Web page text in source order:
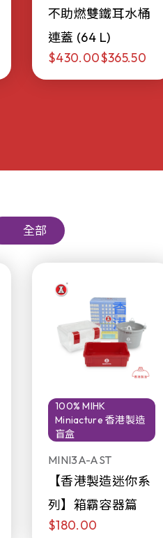
不助燃雙鐵耳水桶
連蓋 (64 L)
$430.00$365.50
全部
100% MIHK
Miniacture 香港製造
盲盒
MINI3A-AST
【香港製造迷你系
列】箱霸容器篇
$180.00